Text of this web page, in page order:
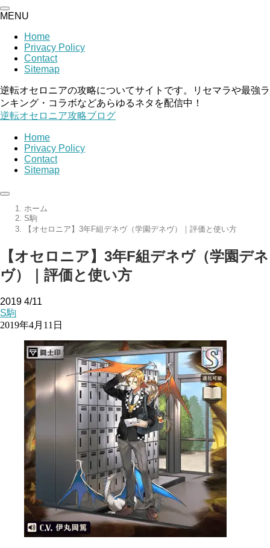
MENU
Home
Privacy Policy
Contact
Sitemap
逆転オセロニアの攻略についてサイトです。リセマラや最強ラ
ンキング・コラボなどあらゆるネタを配信中！
逆転オセロニア攻略ブログ
Home
Privacy Policy
Contact
Sitemap
ホーム
S駒
【オセロニア】3年F組デネヴ（学園デネヴ）｜評価と使い方
【オセロニア】3年F組デネヴ（学園デネ
ヴ）｜評価と使い方
2019 4/11
S駒
2019年4月11日